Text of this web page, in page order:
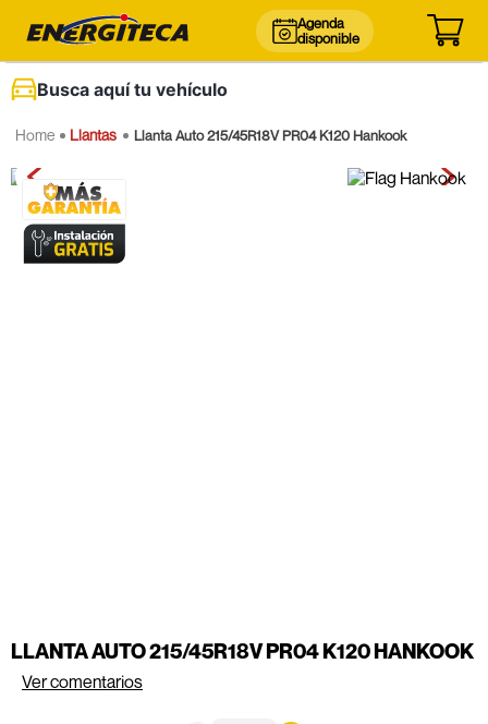
Agenda
disponible
Busca aquí tu vehículo
Llantas Llanta Auto 215/45R18V PR04 K120 Hankook
LLANTA AUTO 215/45R18V PR04 K120 HANKOOK
Ver comentarios